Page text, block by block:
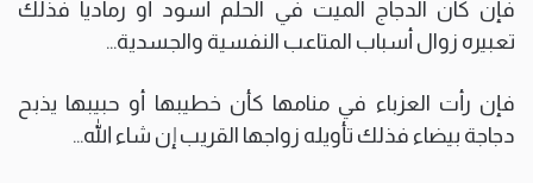
فإن كان الدجاج الميت في الحلم أسود أو رماديا فذلك
تعبيره زوال أسباب المتاعب النفسية والجسدية…
فإن رأت العزباء في منامها كأن خطيبها أو حبيبها يذبح
دجاجة بيضاء فذلك تأويله زواجها القريب إن شاء الله…